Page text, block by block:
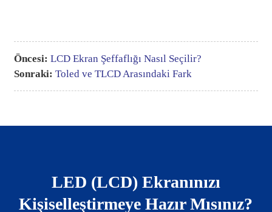
Öncesi: LCD Ekran Şeffaflığı Nasıl Seçilir?
Sonraki: Toled ve TLCD Arasındaki Fark
LED (LCD) Ekranınızı
Kişiselleştirmeye Hazır Mısınız?